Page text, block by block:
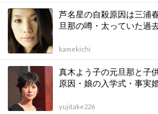
芦名星の自殺原因は三浦
旦那の噂・太っていた過
kamekichi
真木よう子の元旦那と子
原因・娘の入学式・事実
yujitake226